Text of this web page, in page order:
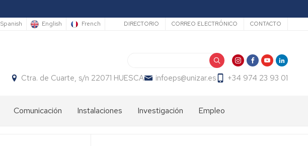
Spanish English French Secundario
DIRECTORIO CORREO ELECTRÓNICO CONTACTO
Ctra. de Cuarte, s/n 22071 HUESCA infoeps@unizar.es +34 974 23 93 01
Comunicación Instalaciones Investigación Empleo